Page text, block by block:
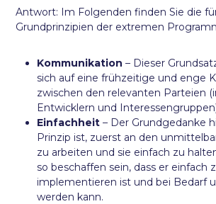
Antwort: Im Folgenden finden Sie die
Grundprinzipien der extremen
Kommunikation – Dieser
sich auf eine frühzeitige und enge
zwischen den relevanten Parteien
Entwicklern und
Einfachheit – Der Grundgedanke
Prinzip ist, zuerst an den
zu arbeiten und sie einfach zu
so beschaffen sein, dass er einfach
implementieren ist und bei Bedarf
werden kann.